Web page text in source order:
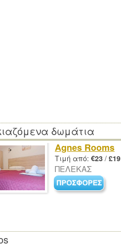
δωμάτια
Agnes Rooms
Τιμή από: €23 / £19
ΠΕΛΕΚΑΣ